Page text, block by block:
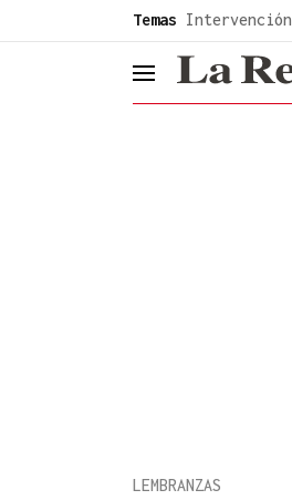
Temas
header.menu.open
LEMBRANZAS